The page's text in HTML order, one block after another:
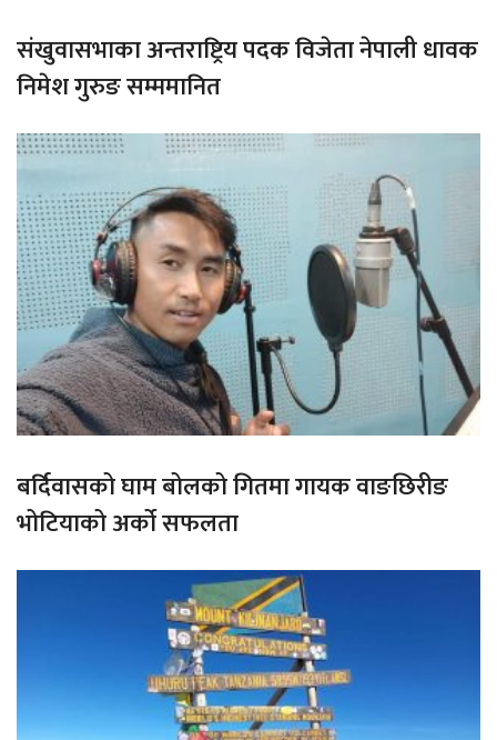
संखुवासभाका अन्तराष्ट्रिय पदक विजेता नेपाली धावक
निमेश गुरुङ सम्ममानित
बर्दिवासको घाम बोलको गितमा गायक वाङछिरीङ
भोटियाको अर्को सफलता